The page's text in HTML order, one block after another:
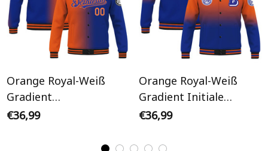
Orange Royal-Weiß
Gradient
Personalisiertes Varsity
€36,99
Orange Royal-Weiß
Gradient Initiale
Personalisiertes Varsity
€36,99